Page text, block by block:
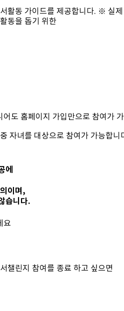
활동 가이드를 제공합니다. ※ 실제
동을 돕기 위한
도 홈페이지 가입만으로 참여가
자녀를 대상으로 참여가 가능합니
에
이며,
습니다.
요
챌린지 참여를 종료 하고 싶으면